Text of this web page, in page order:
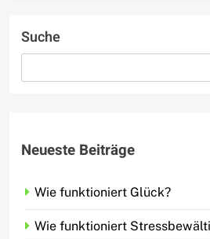
Suche
Neueste Beiträge
Wie funktioniert Glück?
Wie funktioniert